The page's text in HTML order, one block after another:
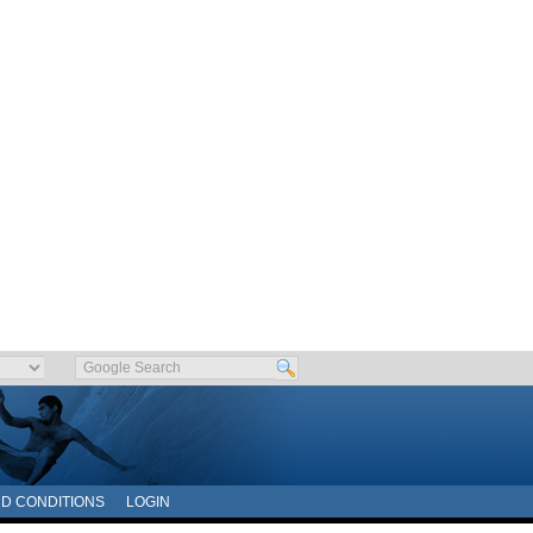
CONDITIONS LOGIN